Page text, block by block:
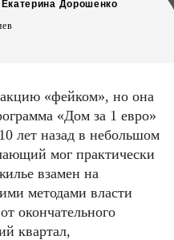
Екатерина Дорошенко
«фейком», но она
«Дом за 1 евро»
лет назад в небольшом
мог практически
взамен на
методами власти
окончательного
квартал,